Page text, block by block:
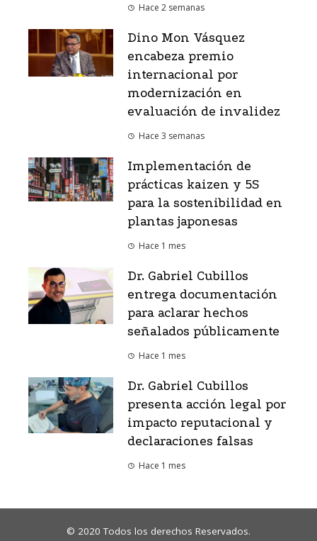
Hace 2 semanas
Dino Mon Vásquez
encabeza premio
internacional por
modernización en
evaluación de invalidez
Hace 3 semanas
Implementación de
prácticas kaizen y 5S
para la sostenibilidad en
plantas japonesas
Hace 1 mes
Dr. Gabriel Cubillos
entrega documentación
para aclarar hechos
señalados públicamente
Hace 1 mes
Dr. Gabriel Cubillos
presenta acción legal por
impacto reputacional y
declaraciones falsas
Hace 1 mes
© 2020 Todos los derechos Reservados.